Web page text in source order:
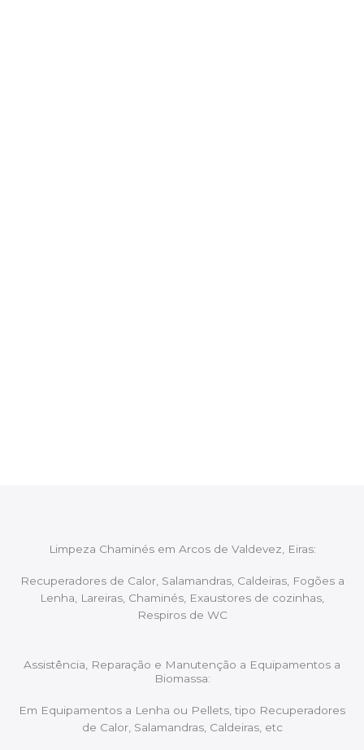
Limpeza Chaminés em Arcos de Valdevez, Eiras:
Recuperadores de Calor, Salamandras, Caldeiras, Fogões a
Lenha, Lareiras, Chaminés, Exaustores de cozinhas,
Respiros de WC
Assistência, Reparação e Manutenção a Equipamentos a
Biomassa:
Em Equipamentos a Lenha ou Pellets, tipo Recuperadores
de Calor, Salamandras, Caldeiras, etc